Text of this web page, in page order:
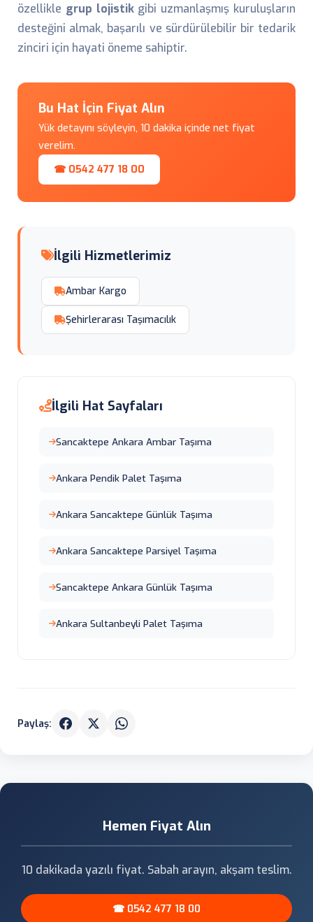
özellikle grup lojistikgibi uzmanlaşmış kuruluşların
desteğini almak, başarılı ve sürdürülebilir bir tedarik
zinciri için hayati öneme sahiptir.
Bu Hat İçin Fiyat Alın
Yük detayını söyleyin, 10 dakika içinde net fiyat
verelim.
☎ 0542 477 18 00
İlgili Hizmetlerimiz
Ambar Kargo
Şehirlerarası Taşımacılık
İlgili Hat Sayfaları
Sancaktepe Ankara Ambar Taşıma
Ankara Pendik Palet Taşıma
Ankara Sancaktepe Günlük Taşıma
Ankara Sancaktepe Parsiyel Taşıma
Sancaktepe Ankara Günlük Taşıma
Ankara Sultanbeyli Palet Taşıma
Paylaş:
Hemen Fiyat Alın
10 dakikada yazılı fiyat. Sabah arayın, akşam teslim.
☎ 0542 477 18 00